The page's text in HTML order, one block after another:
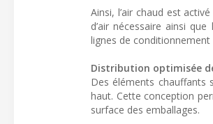
Ainsi, l’air chaud est
d’air nécessaire ainsi
lignes de
Distribution optimisée
Des éléments chauffants
haut. Cette conception
surface des emballages.